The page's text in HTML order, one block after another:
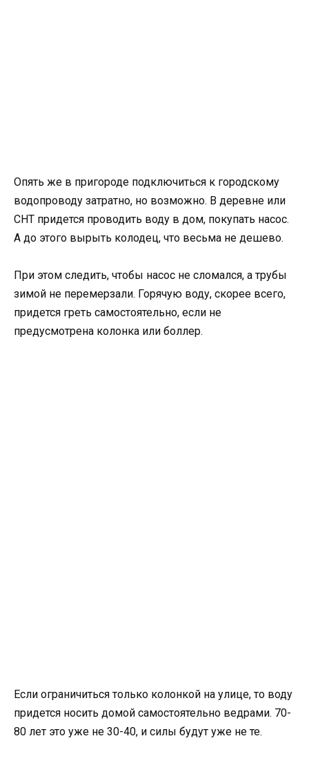
Опять же в пригороде подключиться к городскому
водопроводу затратно, но возможно. В деревне или
СНТ придется проводить воду в дом, покупать насос.
А до этого вырыть колодец, что весьма не дешево.
При этом следить, чтобы насос не сломался, а трубы
зимой не перемерзали. Горячую воду, скорее всего,
придется греть самостоятельно, если не
предусмотрена колонка или боллер.
Если ограничиться только колонкой на улице, то воду
придется носить домой самостоятельно ведрами. 70-
80 лет это уже не 30-40, и силы будут уже не те.